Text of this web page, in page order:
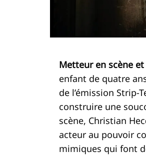
Metteur en scène
enfant de quatre
de l’émission Strip-
construire une
scène, Christian
acteur au pouvoir
mimiques qui font